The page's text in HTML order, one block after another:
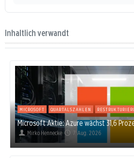
Inhaltlich verwandt
MICROSOFT QUARTALSZAHLEN
Microsoft Aktie: Azure wächst 31,6
Mirko Hennecke 7. Aug. 2026